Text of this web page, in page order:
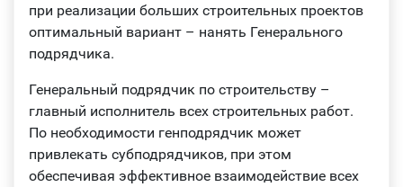
при реализации больших строительных проектов
оптимальный вариант – нанять Генерального
подрядчика.
Генеральный подрядчик по строительству –
главный исполнитель всех строительных работ.
По необходимости генподрядчик может
привлекать субподрядчиков, при этом
обеспечивая эффективное взаимодействие всех